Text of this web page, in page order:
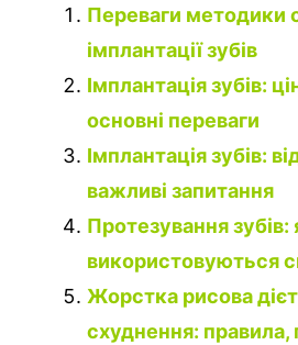
Переваги методики
імплантації зубів
Імплантація зубів:
основні переваги
Імплантація зубів:
важливі запитання
Протезування зубів:
використовуються
Жорстка рисова
схуднення: правила,